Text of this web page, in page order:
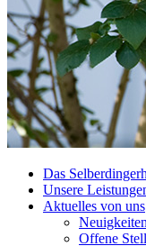
Das
Unsere
Aktuelles von uns
Neuigkeiten
Offene